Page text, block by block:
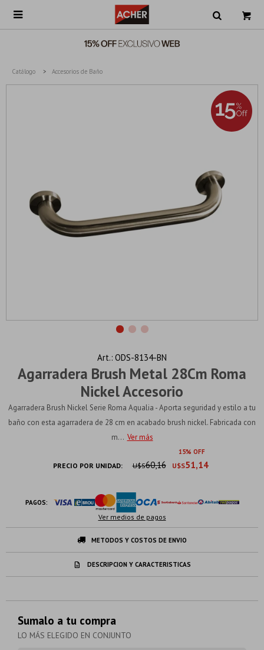

Catálogo Accesorios de Baño
Agarradera Brush Metal 28Cm Roma
Nickel Accesorio
ODS-8134-BN
Agarradera Brush Nickel Serie Roma Aqualia - Aporta seguridad y estilo a tu
baño con esta agarradera de 28 cm en acabado brush nickel. Fabricada con
m... Ver más
15
PRECIO POR UNIDAD: U$S51,14
U$S60,16
PAGOS:
Ver medios de pagos
METODOS Y COSTOS DE ENVIO
DESCRIPCION Y CARACTERISTICAS
Sumalo a tu compra
LO MÁS ELEGIDO EN CONJUNTO